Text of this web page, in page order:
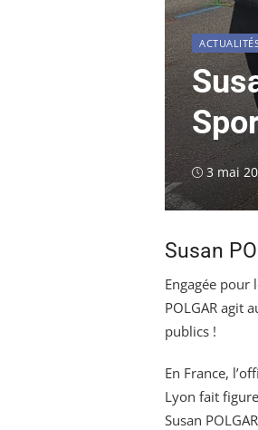
Publié
3 mai
Susan
Engagée pour
POLGAR agit
publics !
En France,
Lyon fait
Susan